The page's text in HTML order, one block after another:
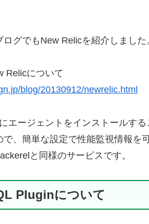
グでもNew Relicを紹介しました
Relicについて
blog/20130912/newrelic.html
エージェントをインストールす
、簡単な設定で性能監視情報を
と同様のサービスです。
Pluginについて